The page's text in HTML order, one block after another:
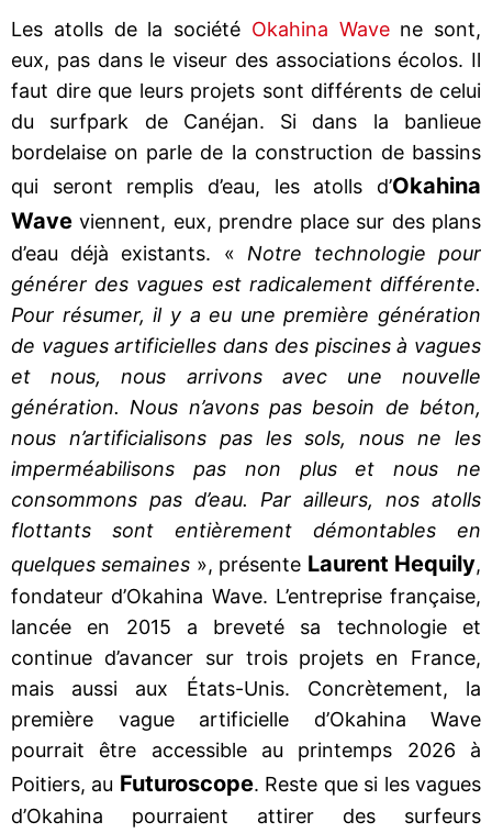
Les atolls de la société Okahina Wavene sont,
eux, pas dans le viseur des associations écolos. Il
faut dire que leurs projets sont différents de celui
du surfpark de Canéjan. Si dans la banlieue
bordelaise on parle de la construction de bassins
qui seront remplis d’eau, les atolls d’Okahina
Wave viennent, eux, prendre place sur des plans
d’eau déjà existants. « Notre technologie pour
générer des vagues est radicalement différente.
Pour résumer, il y a eu une première génération
de vagues artificielles dans des piscines à vagues
et nous, nous arrivons avec une nouvelle
génération. Nous n’avons pas besoin de béton,
nous n’artificialisons pas les sols, nous ne les
imperméabilisons pas non plus et nous ne
consommons pas d’eau. Par ailleurs, nos atolls
flottants sont entièrement démontables en
quelques semaines », présente Laurent Hequily,
fondateur d’Okahina Wave. L’entreprise française,
lancée en 2015 a breveté sa technologie et
continue d’avancer sur trois projets en France,
mais aussi aux États-Unis. Concrètement, la
première vague artificielle d’Okahina Wave
pourrait être accessible au printemps 2026 à
Poitiers, au Futuroscope. Reste que si les vagues
d’Okahina pourraient attirer des surfeurs